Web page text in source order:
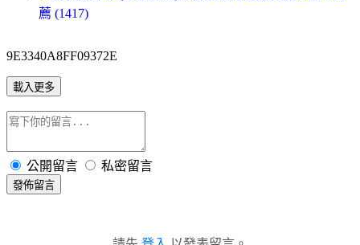
薦 (1417)
9E3340A8FF09372E
載入更多
公開留言 私密留言
發佈留言